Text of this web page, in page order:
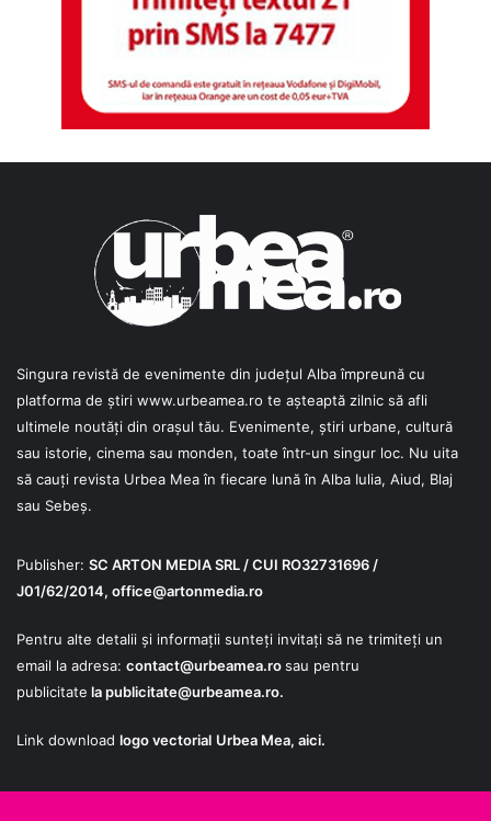
Singura revistă de evenimente din județul Alba împreună cu
platforma de știri www.urbeamea.ro te așteaptă zilnic să afli
ultimele noutăți din orașul tău. Evenimente, știri urbane, cultură
sau istorie, cinema sau monden, toate într-un singur loc. Nu uita
să cauți revista Urbea Mea în fiecare lună în Alba Iulia, Aiud, Blaj
sau Sebeș.
Publisher: SC ARTON MEDIA SRL / CUI RO32731696 /
J01/62/2014, office@artonmedia.ro
Pentru alte detalii și informații sunteți invitați să ne trimiteți un
email la adresa: contact@urbeamea.rosau pentru
publicitate lapublicitate@urbeamea.ro.
Link download logo vectorial Urbea Mea, aici.